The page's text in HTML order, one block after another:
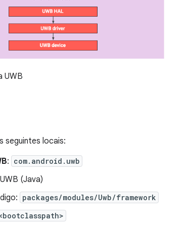
UWB
seguintes locais:
: com.android.uwb
(Java)
packages/modules/Uwb/framework